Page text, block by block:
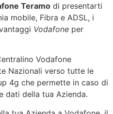
Teramo di presentarti
mobile, Fibra e ADSL, i
Vodafone per
Vodafone
Nazionali verso tutte le
4g che permette in caso di
dati della tua Azienda.